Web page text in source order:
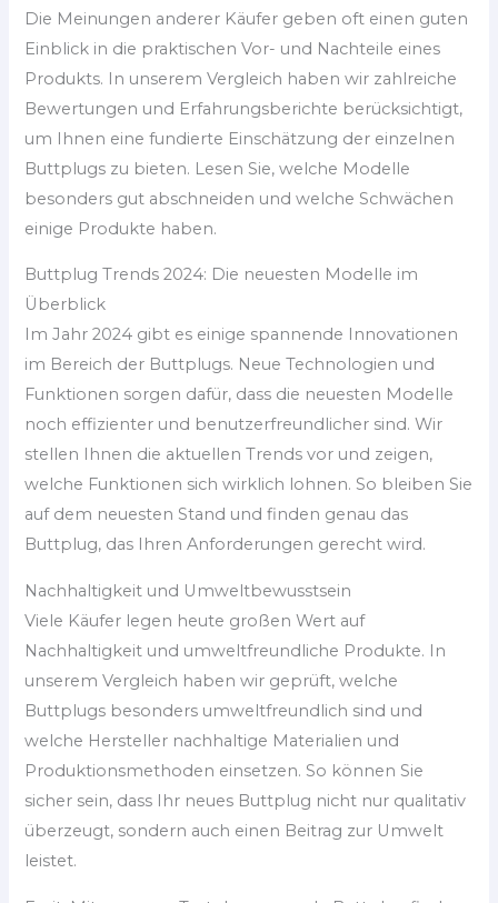
Die Meinungen anderer Käufer geben oft einen guten
Einblick in die praktischen Vor- und Nachteile eines
Produkts. In unserem Vergleich haben wir zahlreiche
Bewertungen und Erfahrungsberichte berücksichtigt,
um Ihnen eine fundierte Einschätzung der einzelnen
Buttplugs zu bieten. Lesen Sie, welche Modelle
besonders gut abschneiden und welche Schwächen
einige Produkte haben.
Buttplug Trends 2024: Die neuesten Modelle im
Überblick
Im Jahr 2024 gibt es einige spannende Innovationen
im Bereich der Buttplugs. Neue Technologien und
Funktionen sorgen dafür, dass die neuesten Modelle
noch effizienter und benutzerfreundlicher sind. Wir
stellen Ihnen die aktuellen Trends vor und zeigen,
welche Funktionen sich wirklich lohnen. So bleiben Sie
auf dem neuesten Stand und finden genau das
Buttplug, das Ihren Anforderungen gerecht wird.
Nachhaltigkeit und Umweltbewusstsein
Viele Käufer legen heute großen Wert auf
Nachhaltigkeit und umweltfreundliche Produkte. In
unserem Vergleich haben wir geprüft, welche
Buttplugs besonders umweltfreundlich sind und
welche Hersteller nachhaltige Materialien und
Produktionsmethoden einsetzen. So können Sie
sicher sein, dass Ihr neues Buttplug nicht nur qualitativ
überzeugt, sondern auch einen Beitrag zur Umwelt
leistet.